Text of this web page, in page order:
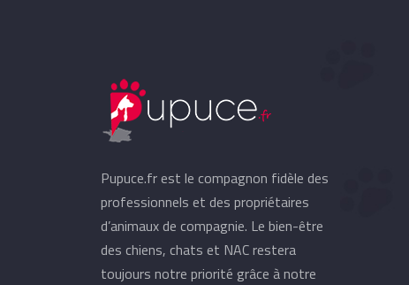
Pupuce.fr est le compagnon fidèle des
professionnels et des propriétaires
d’animaux de compagnie. Le bien-être
des chiens, chats et NAC restera
toujours notre priorité grâce à notre